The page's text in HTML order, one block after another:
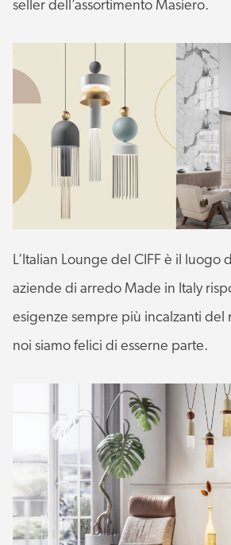
seller dell’assortimento Masiero.
L’Italian Lounge del CIFF è il luogo
aziende di arredo Made in Italy
esigenze sempre più incalzanti del
noi siamo felici di esserne parte.